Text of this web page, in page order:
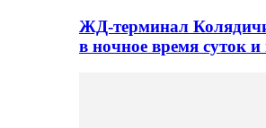
ЖД-терминал
в ночное время суток